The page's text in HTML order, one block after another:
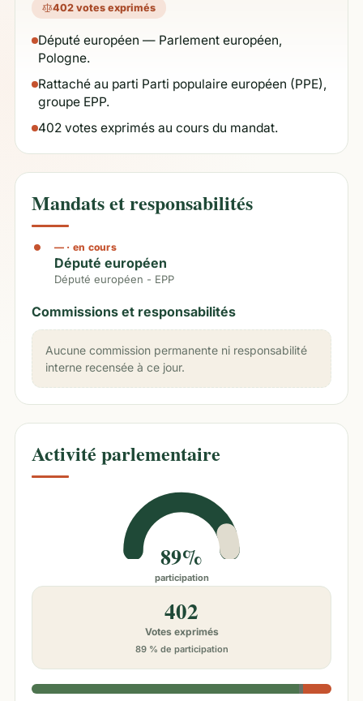
402 votes exprimés
Député européen — Parlement européen,
Pologne.
Rattaché au parti Parti populaire européen (PPE),
groupe EPP.
402 votes exprimés au cours du mandat.
Mandats et responsabilités
— · en cours
Député européen
Député européen - EPP
Commissions et responsabilités
Aucune commission permanente ni responsabilité
interne recensée à ce jour.
Activité parlementaire
89%
participation
402
Votes exprimés
89 % de participation